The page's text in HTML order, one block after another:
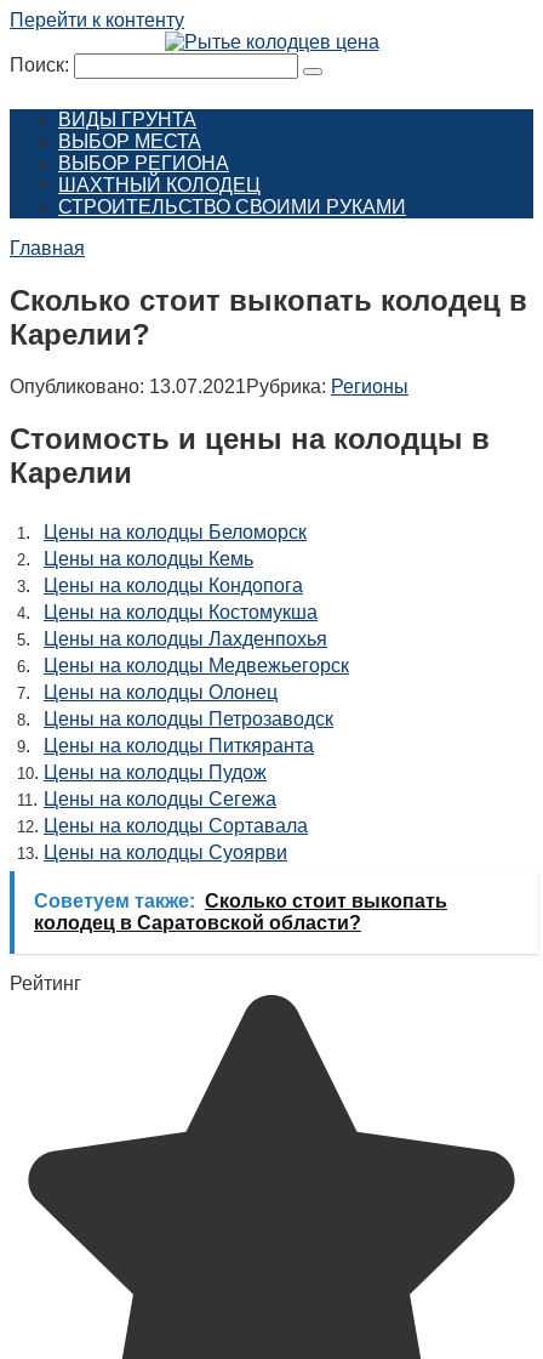
Перейти к контенту
Поиск:
ВИДЫ ГРУНТА
ВЫБОР МЕСТА
ВЫБОР РЕГИОНА
ШАХТНЫЙ КОЛОДЕЦ
СТРОИТЕЛЬСТВО СВОИМИ РУКАМИ
Главная
Сколько стоит выкопать колодец в
Карелии?
Опубликовано: 13.07.2021Рубрика: Регионы
Стоимость и цены на колодцы в
Карелии
1 . Цены на колодцы Беломорск
2. Цены на колодцы Кемь
3. Цены на колодцы Кондопога
4. Цены на колодцы Костомукша
5. Цены на колодцы Лахденпохья
6. Цены на колодцы Медвежьегорск
7. Цены на колодцы Олонец
8. Цены на колодцы Петрозаводск
9. Цены на колодцы Питкяранта
10. Цены на колодцы Пудож
11 . Цены на колодцы Сегежа
12. Цены на колодцы Сортавала
13. Цены на колодцы Суоярви
Советуем также: Сколько стоит выкопать
колодец в Саратовской области?
Рейтинг